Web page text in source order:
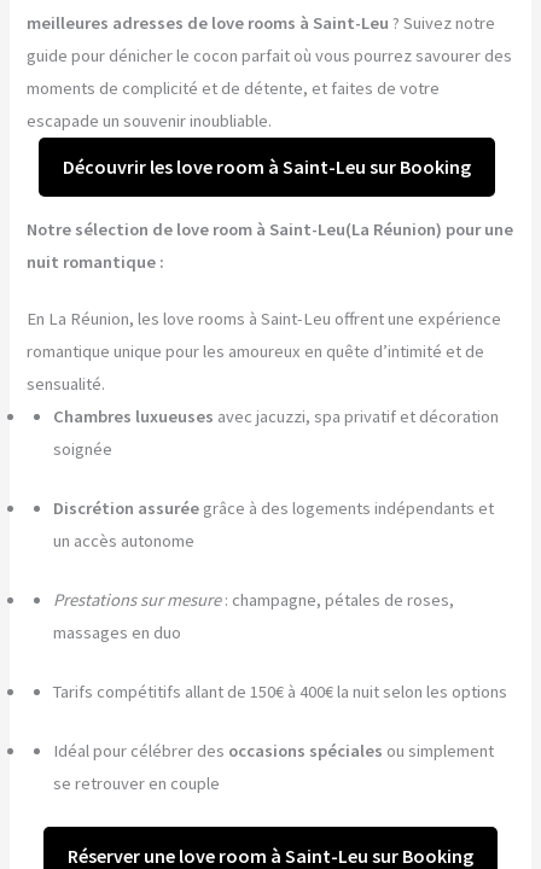
meilleures adresses de love rooms à Saint-Leu ? Suivez notre
guide pour dénicher le cocon parfait où vous pourrez savourer des
moments de complicité et de détente, et faites de votre
escapade un souvenir inoubliable.
Découvrir les love room à Saint-Leu sur Booking
Notre sélection de love room à Saint-Leu(La Réunion) pour une
nuit romantique :
En La Réunion, les love rooms à Saint-Leu offrent une expérience
romantique unique pour les amoureux en quête d’intimité et de
sensualité.
Chambres luxueuses avec jacuzzi, spa privatif et décoration
soignée
Discrétion assurée grâce à des logements indépendants et
un accès autonome
Prestations sur mesure: champagne, pétales de roses,
massages en duo
Tarifs compétitifs allant de 150€ à 400€ la nuit selon les options
Idéal pour célébrer des occasions spéciales ou simplement
se retrouver en couple
Réserver une love room à Saint-Leu sur Booking